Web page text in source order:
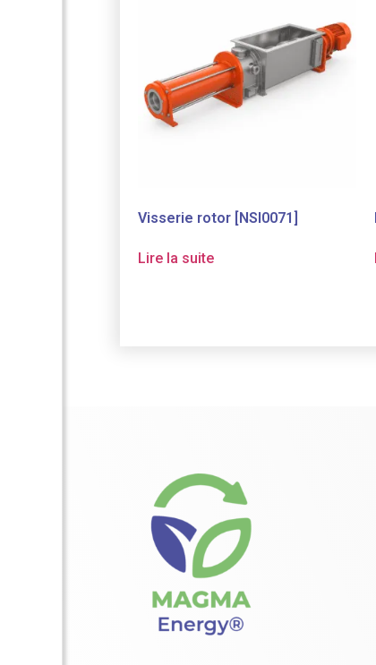
Visserie rotor [NSI0071]
Lire la suite